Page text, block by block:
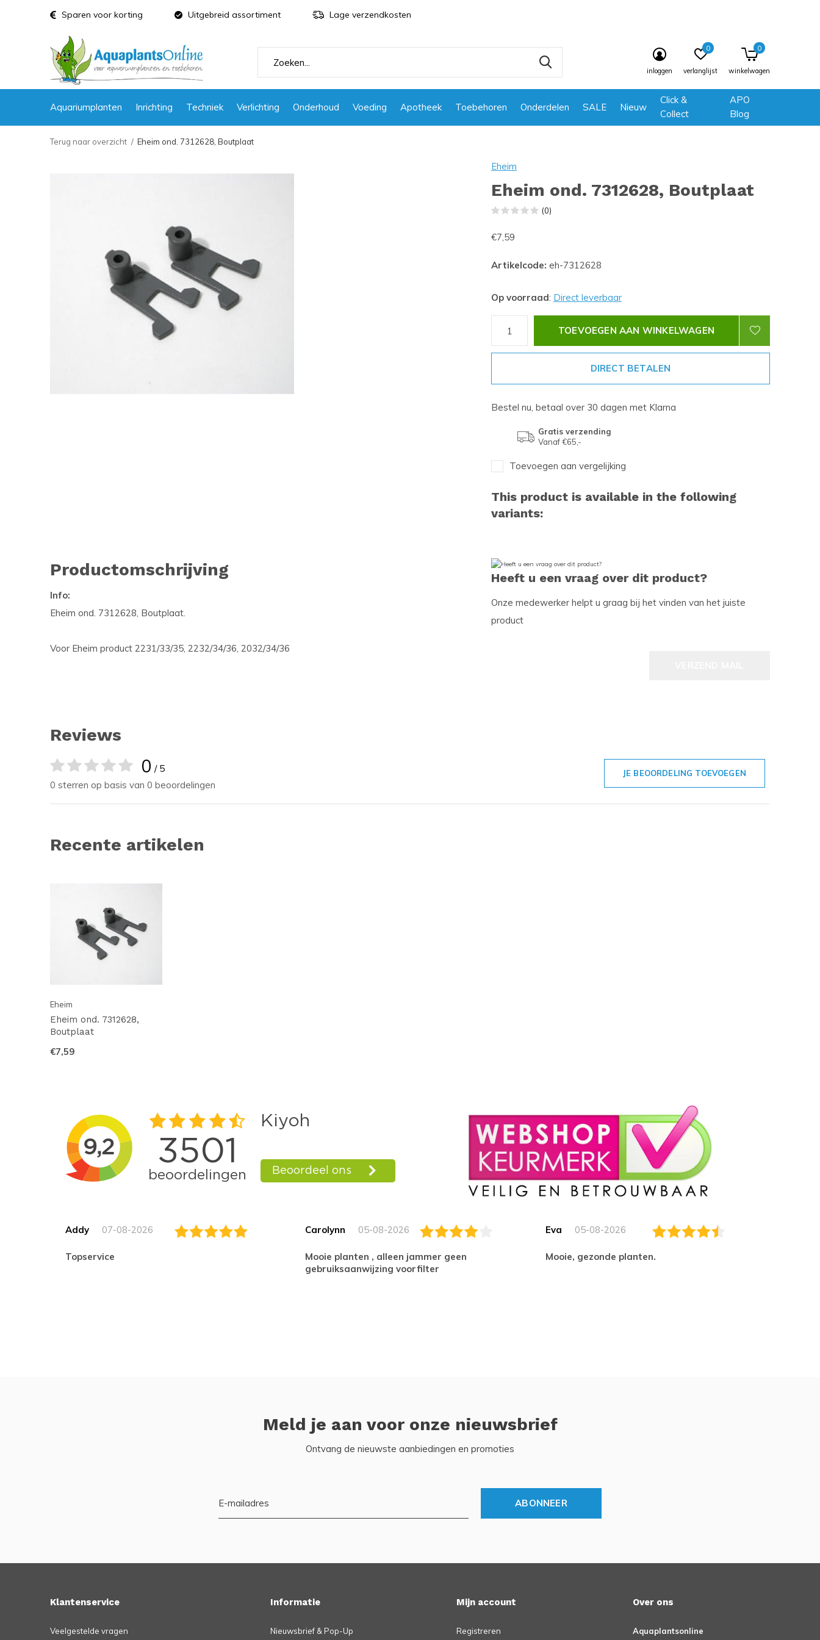
Aquariumplanten Inrichting Techniek Verlichting Onderhoud Voeding Apotheek Toebehoren Onderdelen SALE Nieuw
Click &
Collect
APO
Blog
inloggen verlanglijst
0
winkelwagen
0
Sparen voor korting Uitgebreid assortiment Lage verzendkosten
Terug naar overzicht Eheim ond. 7312628, Boutplaat
Eheim
Eheim ond. 7312628, Boutplaat
(0)
€7,59
Artikelcode: eh-7312628
Op voorraad: Direct leverbaar
TOEVOEGEN AAN WINKELWAGEN
DIRECT BETALEN
Bestel nu, betaal over 30 dagen met Klarna
Gratis verzending
Vanaf €65,-
Toevoegen aan vergelijking
This product is available in the following
variants:
Productomschrijving
Info:
Eheim ond. 7312628, Boutplaat.
Voor Eheim product 2231/33/35, 2232/34/36, 2032/34/36
Heeft u een vraag over dit product?
Onze medewerker helpt u graag bij het vinden van het juiste
product
Reviews
0 / 5
0 sterren op basis van 0 beoordelingen
JE BEOORDELING TOEVOEGEN
Recente artikelen
Eheim
Eheim ond. 7312628,
Boutplaat
€7,59
Addy 07-08-2026
topservice
Carolynn 05-08-2026
Mooie planten , alleen jammer geen
gebruiksaanwijzing voorfilter
Eva 05-08-2026
Mooie, gezonde planten.
Meld je aan voor onze nieuwsbrief
Ontvang de nieuwste aanbiedingen en promoties
ABONNEER
Klantenservice
Veelgestelde vragen
Informatie
Nieuwsbrief & Pop-Up
Mijn account
Registreren
Over ons
Aquaplantsonline